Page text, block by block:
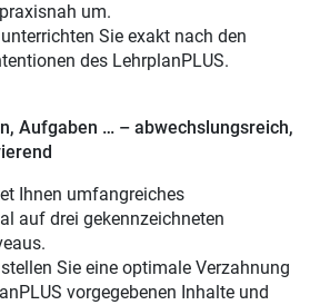
um.
Sie exakt nach den
des LehrplanPLUS.
Aufgaben … – abwechslungsreich,
Ihnen umfangreiches
auf drei gekennzeichneten
Sie eine optimale Verzahnung
vorgegebenen Inhalte und